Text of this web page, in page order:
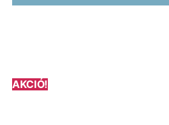
AKCIÓ!